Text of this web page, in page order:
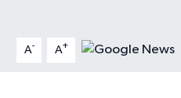
A- A+